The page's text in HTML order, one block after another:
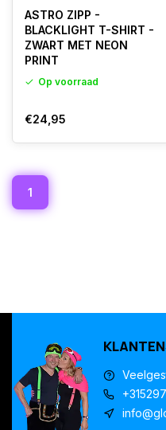
ASTRO ZIPP -
BLACKLIGHT T-SHIRT -
ZWART MET NEON
PRINT
Op voorraad
€24,95
1